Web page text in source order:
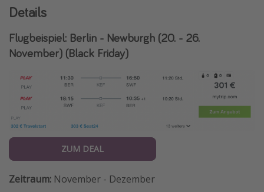
Details
Flugbeispiel: Berlin - Newburgh (20. - 26.
November) (Black Friday)
ZUM DEAL
Zeitraum: November - Dezember